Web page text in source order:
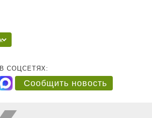
СОЦСЕТЯХ:
Сообщить новость